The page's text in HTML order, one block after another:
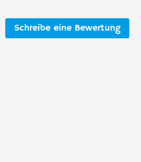
Schreibe eine Bewertung